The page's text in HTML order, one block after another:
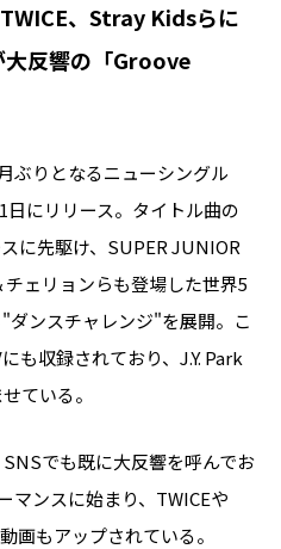
、Stray Kidsらに
大反響の「Groove
ぶりとなるニューシングル
日にリリース。タイトル曲の
に先駆け、SUPER JUNIOR
ェリョンらも登場した世界5
ダンスチャレンジ"を展開。こ
も収録されており、J.Y. Park
ている。
でも既に大反響を呼んでお
マンスに始まり、TWICEや
画もアップされている。